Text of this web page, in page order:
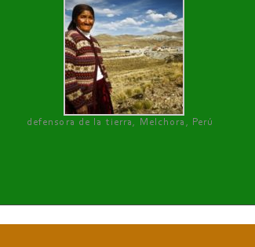
defensora de la tierra, Melchora, Perú